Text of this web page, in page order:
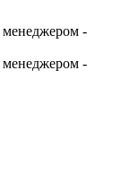
-
-